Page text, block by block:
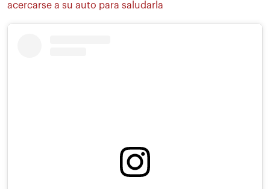
acercarse a su auto para saludarla